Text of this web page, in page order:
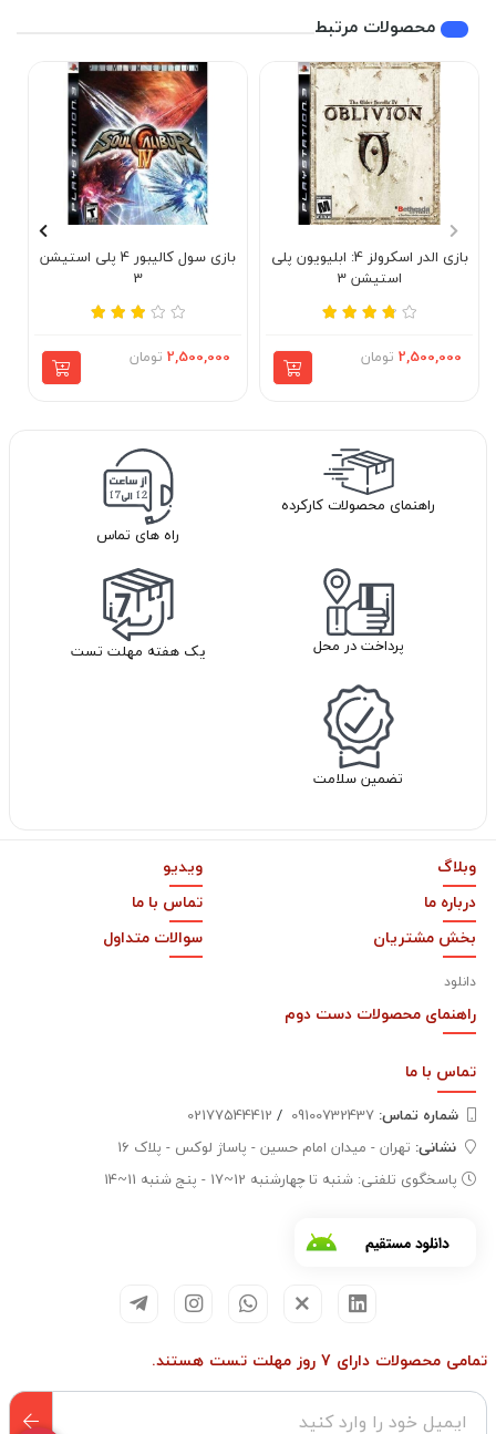
محصولات مرتبط
بازی الدر اسکرولز 4: ابلیویون پلی
استیشن 3
2,500,000 تومان
بازی سول کالیبور 4 پلی استیشن
3
2,500,000 تومان
راهنمای محصولات کارکرده
راه های تماس
پرداخت در محل یک هفته مهلت تست
تضمین سلامت
وبلاگ
ویدیو
درباره ما
تماس با ما
بخش مشتریان
دانلود
سوالات متداول
راهنمای محصولات دست دوم
تماس با ما
شماره تماس‌: /
02177544412
نشانی: تهران - میدان امام حسین - پاساژ لوکس - پلاک 16
پاسخگوی تلفنی: شنبه تا چهارشنبه 12~17 - پنج شنبه 11~14
تمامی محصولات دارای 7 روز مهلت تست هستند.